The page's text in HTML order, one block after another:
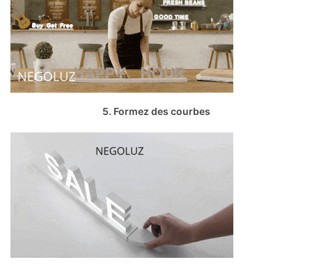
5. Formez des courbes